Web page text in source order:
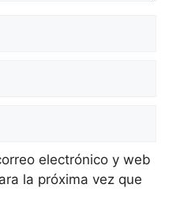
electrónico y web
la próxima vez que